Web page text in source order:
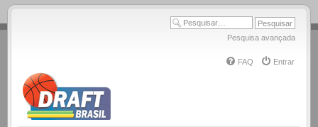
.
Pesquisa avançada
FAQ Entrar